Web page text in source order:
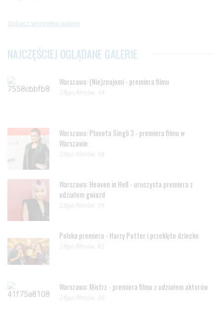
Zobacz wszystkie galerie
NAJCZĘŚCIEJ OGLĄDANE GALERIE
Warszawa: (Nie)znajomi - premiera filmu
Zdjęc/filmów: 44
Warszawa: Planeta Singli 3 - premiera filmu w
Warszawie
Zdjęc/filmów: 38
Warszawa: Heaven in Hell - uroczysta premiera z
udziałem gwiazd
Zdjęc/filmów: 29
Polska premiera - Harry Potter i przeklęte dziecko
Zdjęc/filmów: 82
Warszawa: Mistrz - premiera filmu z udziałem aktorów
Zdjęc/filmów: 26